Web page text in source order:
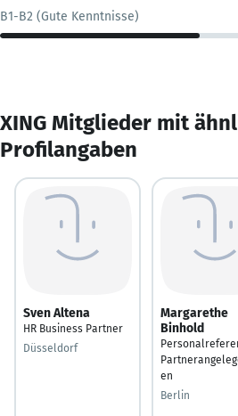
B1-B2 (Gute Kenntnisse)
XING Mitglieder mit
Profilangaben
Sven Altena
HR Business Partner
Düsseldorf
Margarethe
Binhold
en
Berlin